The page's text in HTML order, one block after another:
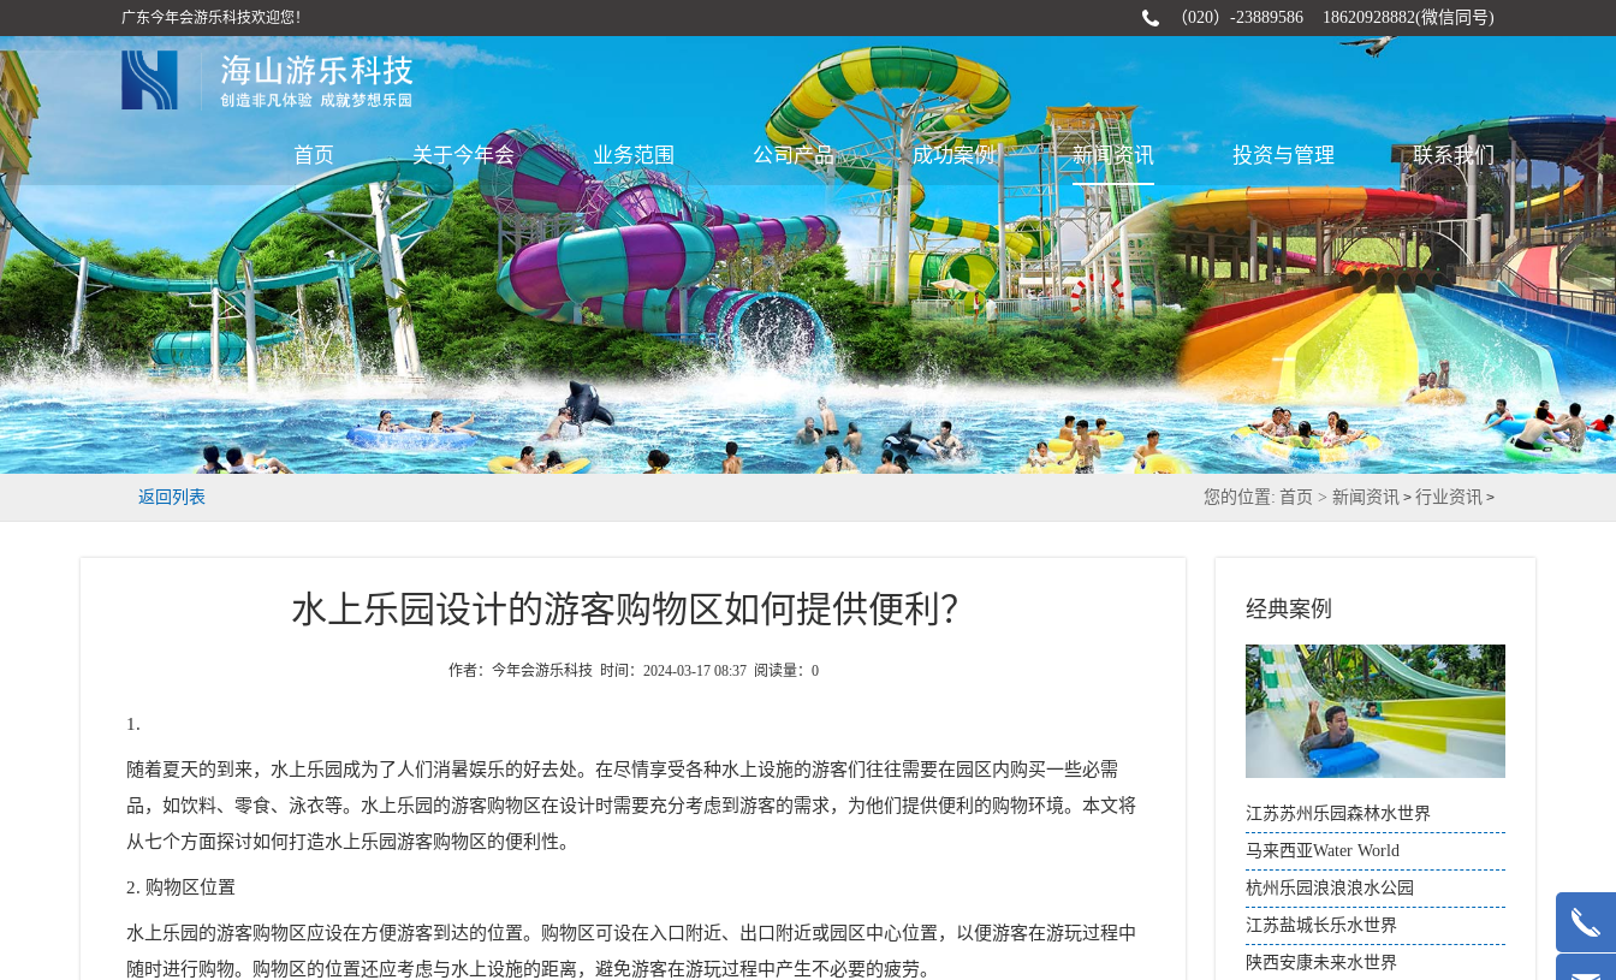
广东今年会游乐科技欢迎您！ （020）-23889586 18620928882(微信同号)
首页 关于今年会 业务范围 公司产品 成功案例 新闻资讯 投资与管理 联系我们
返回列表 您的位置: 首页 >新闻资讯 >行业资讯 >
水上乐园设计的游客购物区如何提供便利？
作者：今年会游乐科技 时间：2024-03-17 08:37 阅读量： 0
1.
随着夏天的到来，水上乐园成为了人们消暑娱乐的好去处。在尽情享受各种水上设施的游客们往往需要在园区内购买一些必需
品，如饮料、零食、泳衣等。水上乐园的游客购物区在设计时需要充分考虑到游客的需求，为他们提供便利的购物环境。本文将
从七个方面探讨如何打造水上乐园游客购物区的便利性。
2. 购物区位置
水上乐园的游客购物区应设在方便游客到达的位置。购物区可设在入口附近、出口附近或园区中心位置，以便游客在游玩过程中
随时进行购物。购物区的位置还应考虑与水上设施的距离，避免游客在游玩过程中产生不必要的疲劳。
经典案例
江苏苏州乐园森林水世界
马来西亚Water World
杭州乐园浪浪浪水公园
江苏盐城长乐水世界
陕西安康未来水世界